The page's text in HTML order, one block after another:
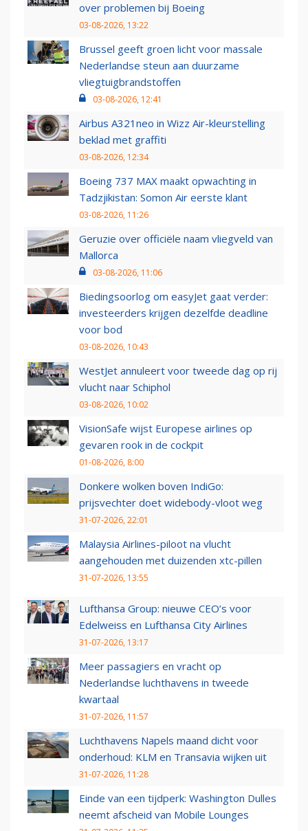
over problemen bij Boeing
03-08-2026, 13:22
Brussel geeft groen licht voor massale
Nederlandse steun aan duurzame
vliegtuigbrandstoffen
03-08-2026, 12:41
Airbus A321neo in Wizz Air-kleurstelling
beklad met graffiti
03-08-2026, 12:34
Boeing 737 MAX maakt opwachting in
Tadzjikistan: Somon Air eerste klant
03-08-2026, 11:26
Geruzie over officiële naam vliegveld van
Mallorca
03-08-2026, 11:06
Biedingsoorlog om easyJet gaat verder:
investeerders krijgen dezelfde deadline
voor bod
03-08-2026, 10:43
WestJet annuleert voor tweede dag op rij
vlucht naar Schiphol
03-08-2026, 10:02
VisionSafe wijst Europese airlines op
gevaren rook in de cockpit
01-08-2026, 8:00
Donkere wolken boven IndiGo:
prijsvechter doet widebody-vloot weg
31-07-2026, 22:01
Malaysia Airlines-piloot na vlucht
aangehouden met duizenden xtc-pillen
31-07-2026, 13:55
Lufthansa Group: nieuwe CEO’s voor
Edelweiss en Lufthansa City Airlines
31-07-2026, 13:17
Meer passagiers en vracht op
Nederlandse luchthavens in tweede
kwartaal
31-07-2026, 11:57
Luchthavens Napels maand dicht voor
onderhoud: KLM en Transavia wijken uit
31-07-2026, 11:28
Einde van een tijdperk: Washington Dulles
neemt afscheid van Mobile Lounges